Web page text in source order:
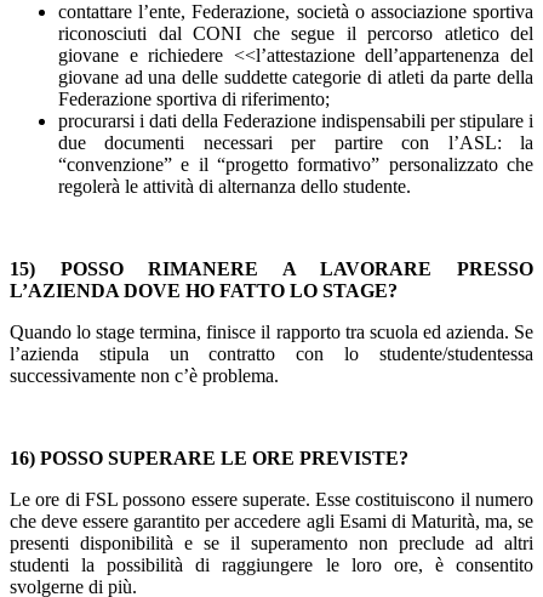
contattare l’ente, Federazione, società o associazione sportiva
riconosciuti dal CONI che segue il percorso atletico del
giovane e richiedere <<l’attestazione dell’appartenenza del
giovane ad una delle suddette categorie di atleti da parte della
Federazione sportiva di riferimento;
procurarsi i dati della Federazione indispensabili per stipulare i
due documenti necessari per partire con l’ASL: la
“convenzione” e il “progetto formativo” personalizzato che
regolerà le attività di alternanza dello studente.
15) POSSO RIMANERE A LAVORARE PRESSO
L’AZIENDA DOVE HO FATTO LO STAGE?
Quando lo stage termina, finisce il rapporto tra scuola ed azienda. Se
l’azienda stipula un contratto con lo studente/studentessa
successivamente non c’è problema.
16) POSSO SUPERARE LE ORE PREVISTE?
Le ore di FSL possono essere superate. Esse costituiscono il numero
che deve essere garantito per accedere agli Esami di Maturità, ma, se
presenti disponibilità e se il superamento non preclude ad altri
studenti la possibilità di raggiungere le loro ore, è consentito
svolgerne di più.